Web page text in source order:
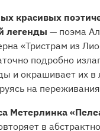
красивых
легенды — поэма
«Тристрам из
подробно
и окрашивает их в
на
Метерлинка
в